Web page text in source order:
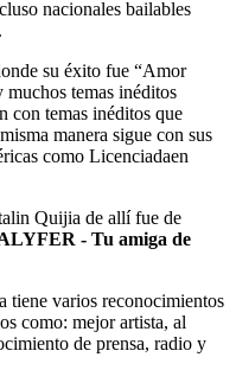
nacionales bailables
su éxito fue “Amor
temas inéditos
con temas inéditos que
manera sigue con sus
como Licenciadaen
Quijia de allí fue de
- Tu amiga de
tiene varios reconocimientos
como: mejor artista, al
de prensa, radio y